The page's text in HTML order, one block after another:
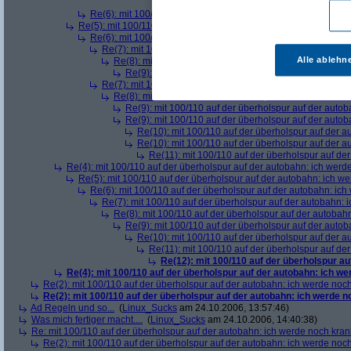
Re(13): mit 100/110 auf der überholspur
Re(6): mit 100/110 auf der überholspur auf der autobahn:
Re(5): mit 100/110 auf der überholspur auf der autobahn: ich
Re(6): mit 100/110 auf der überholspur auf der autobahn:
Re(7): mit 100/110 auf der überholspur auf der autobahn:
Re(8): mit 100/110 auf der überholspur auf der
Re(9): mit 100/110 auf der überholspur auf der
Re(7): mit 100/110 auf der überholspur auf der autobahn:
Re(8): mit 100/110 auf der überholspur auf der
Re(9): mit 100/110 auf der überholspur auf der
Re(9): mit 100/110 auf der überholspur auf der
Re(10): mit 100/110 auf der überholspur auf der
Re(10): mit 100/110 auf der überholspur auf der
Re(11): mit 100/110 auf der überholspur auf
Re(4): mit 100/110 auf der überholspur auf der autobahn: ich
Re(5): mit 100/110 auf der überholspur auf der autobahn: ich
Re(6): mit 100/110 auf der überholspur auf der autobahn:
Re(7): mit 100/110 auf der überholspur auf der autobahn:
Re(8): mit 100/110 auf der überholspur auf der
Re(9): mit 100/110 auf der überholspur auf der
Re(10): mit 100/110 auf der überholspur auf der
Re(11): mit 100/110 auf der überholspur auf
Re(12): mit 100/110 auf der überholspur
Re(4): mit 100/110 auf der überholspur auf der autobahn: ich
Re(2): mit 100/110 auf der überholspur auf der autobahn: ich werde
Re(2): mit 100/110 auf der überholspur auf der autobahn: ich werde
Ad Regeln und so... (Linux_Sucks am 24.10.2006, 13:57:46)
Was mich fertiger macht.... (Linux_Sucks am 24.10.2006, 14:40:38)
Re: mit 100/110 auf der überholspur auf der autobahn: ich werde noch
Re(2): mit 100/110 auf der überholspur auf der autobahn: ich werde
Alle